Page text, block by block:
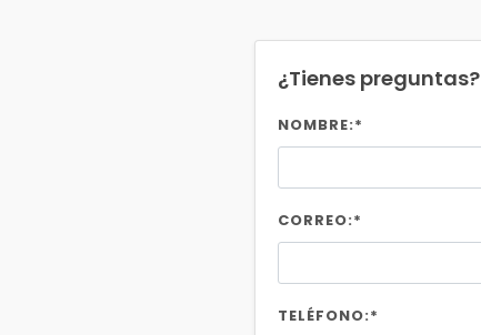
¿Tienes preguntas?
NOMBRE:*
CORREO:*
TELÉFONO:*